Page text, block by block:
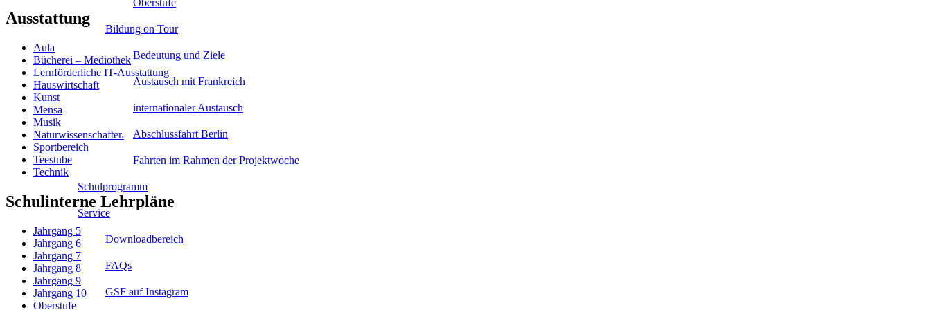
Oberstufe
Bildung on Tour
Bedeutung und Ziele
Austausch mit Frankreich
internationaler Austausch
Abschlussfahrt Berlin
Fahrten im Rahmen der Projektwoche
Schulprogramm
Service
Downloadbereich
FAQs
GSF auf Instagram
Ausstattung
Aula
Bücherei – Mediothek
Lernförderliche IT-Ausstattung
Hauswirtschaft
Kunst
Mensa
Musik
Naturwissenschaften
Sportbereich
Teestube
Technik
Schulinterne Lehrpläne
Jahrgang 5
Jahrgang 6
Jahrgang 7
Jahrgang 8
Jahrgang 9
Jahrgang 10
Oberstufe